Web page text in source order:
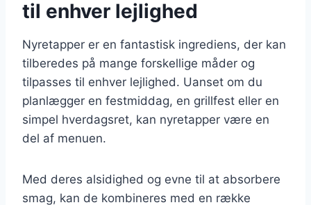
til enhver lejlighed
Nyretapper er en fantastisk ingrediens, der kan
tilberedes på mange forskellige måder og
tilpasses til enhver lejlighed. Uanset om du
planlægger en festmiddag, en grillfest eller en
simpel hverdagsret, kan nyretapper være en
del af menuen.
Med deres alsidighed og evne til at absorbere
smag, kan de kombineres med en række